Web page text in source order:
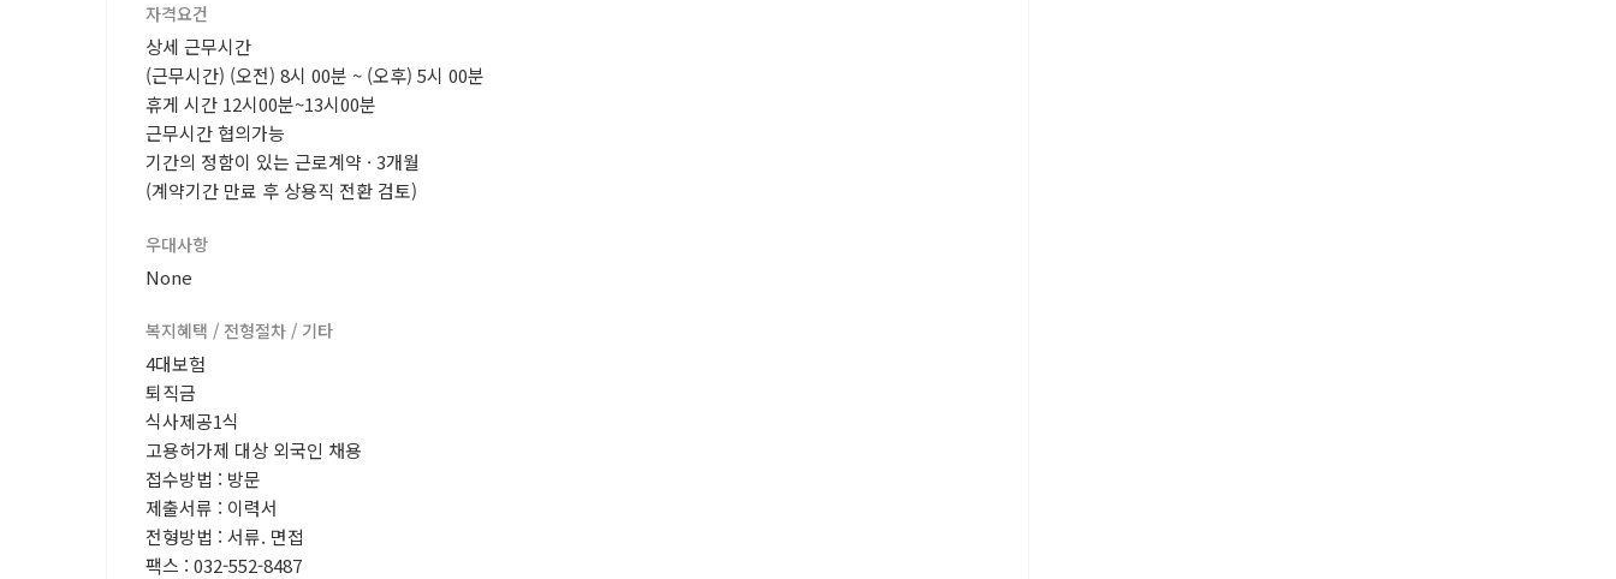
자격요건
상세 근무시간
(근무시간) (오전) 8시 00분 ~ (오후) 5시 00분
휴게 시간 12시00분~13시00분
근무시간 협의가능
기간의 정함이 있는 근로계약 · 3개월
(계약기간 만료 후 상용직 전환 검토)
우대사항
None
복지혜택 / 전형절차 / 기타
4대보험
퇴직금
식사제공1식
고용허가제 대상 외국인 채용
접수방법 : 방문
제출서류 : 이력서
전형방법 : 서류. 면접
팩스 : 032-552-8487